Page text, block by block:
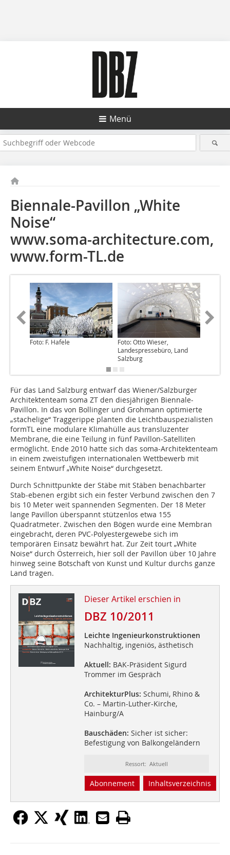
Menü
Biennale-Pavillon „White
Noise“
www.soma-architecture.com,
www.form-TL.de
Foto: F. Hafele
Foto: Otto Wieser,
Landespressebüro, Land
Salzburg
Für das Land Salzburg entwarf das Wiener/Salzburger
Architekten­team soma ZT den diesjährigen Biennale-
Pavillon. In das von Bollinger und Grohmann optimierte
„stachelige“ Traggerippe planten die Leichtbauspezialisten
formTL eine modulare Klimahülle aus transluzenter
Membrane, die eine Teilung in fünf Pavillon-Satelliten
ermöglicht. Ende 2010 hatte sich das soma-Architektenteam
in einem zweistufigen internationalen Wettbewerb mit
seinem Entwurf „White Noise“ durchgesetzt.
Durch Schnittpunkte der Stäbe mit Stäben benachbarter
Stab-ebenen ergibt sich ein fester Verbund zwischen den 7
bis 10 Meter weit span­nenden Segmenten. Der 18 Meter
lange Pavillon überspannt stützenlos etwa 155
Quadratmeter. Zwischen den Bögen wurde eine Membran
eingebracht, deren PVC-Polyestergewebe sich im
temporären Einsatz bewährt hat. Zur Zeit tourt „White
Noise“ durch Österreich, hier soll der Pavillon über 10 Jahre
hinweg seine Botschaft von Kunst und Kultur durchs ganze
Land tragen.
Dieser Artikel erschien in
DBZ 10/2011
Leichte Ingenieurkonstruktionen
Nachhaltig, ingeniös, ästhetisch
Aktuell: BAK-Präsident Sigurd
Trommer im Gespräch
ArchitekturPlus: Schumi, Rhino &
Co. – Martin-Luther-Kirche,
Hainburg/A
Bauschäden: Sicher ist sicher:
Befestigung von Balkongeländern
Ressort: Aktuell
Abonnement Inhaltsverzeichnis